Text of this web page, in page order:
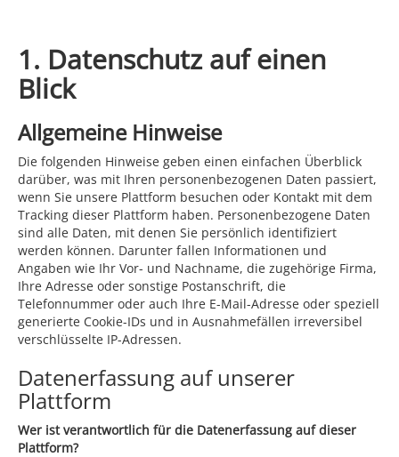
1. Datenschutz auf einen
Blick
Allgemeine Hinweise
Die folgenden Hinweise geben einen einfachen Überblick
darüber, was mit Ihren personenbezogenen Daten passiert,
wenn Sie unsere Plattform besuchen oder Kontakt mit dem
Tracking dieser Plattform haben. Personenbezogene Daten
sind alle Daten, mit denen Sie persönlich identifiziert
werden können. Darunter fallen Informationen und
Angaben wie Ihr Vor- und Nachname, die zugehörige Firma,
Ihre Adresse oder sonstige Postanschrift, die
Telefonnummer oder auch Ihre E-Mail-Adresse oder speziell
generierte Cookie-IDs und in Ausnahmefällen irreversibel
verschlüsselte IP-Adressen.
Datenerfassung auf unserer
Plattform
Wer ist verantwortlich für die Datenerfassung auf dieser
Plattform?